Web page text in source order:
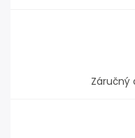
Záručný